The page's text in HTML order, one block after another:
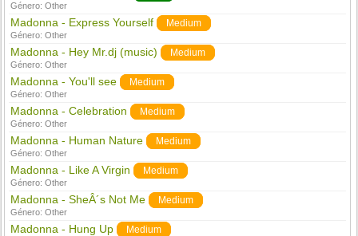
Género:Other
Madonna - Express Yourself Medium
Género:Other
Madonna - Hey Mr.dj (music) Medium
Género:Other
Madonna - You'll see Medium
Género:Other
Madonna - Celebration Medium
Género:Other
Madonna - Human Nature Medium
Género:Other
Madonna - Like A Virgin Medium
Género:Other
Madonna - SheÂ´s Not Me Medium
Género:Other
Madonna - Hung Up Medium